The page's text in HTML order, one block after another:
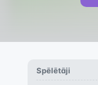
Spēlētāji